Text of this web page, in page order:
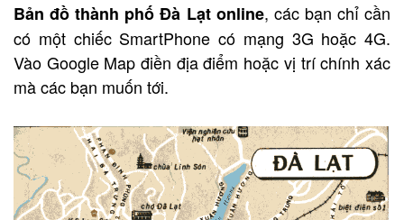
Bản đồ thành phố Đà Lạt online, các bạn chỉ cần
có một chiếc SmartPhone có mạng 3G hoặc 4G.
Vào Google Map điền địa điểm hoặc vị trí chính xác
mà các bạn muốn tới.